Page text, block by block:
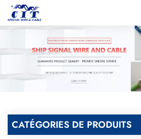
CIT SPECIAL CABLE Co., Ltd.
English
Français
Italiano
CATÉGORIES DE PRODUITS